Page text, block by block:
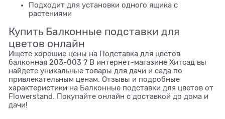
Подходит для установки одного ящика с
растениями
Купить Балконные подставки для
цветов онлайн
Ищете хорошие цены на Подставка для цветов
балконная 203-003 ? В интернет-магазине Хитсад вы
найдете уникальные товары для дачи и сада по
привлекательным ценам. Отзывы и подробные
характеристики на Балконные подставки для цветов от
Flowerstand. Покупайте онлайн с доставкой до дома и
дачи!